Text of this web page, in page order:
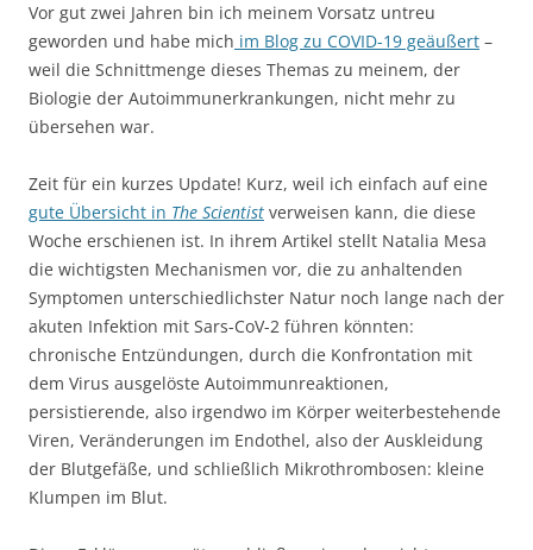
Vor gut zwei Jahren bin ich meinem Vorsatz untreu
geworden und habe mich im Blog zu COVID-19 geäußert –
weil die Schnittmenge dieses Themas zu meinem, der
Biologie der Autoimmunerkrankungen, nicht mehr zu
übersehen war.
Zeit für ein kurzes Update! Kurz, weil ich einfach auf eine
gute Übersicht in The Scientist verweisen kann, die diese
Woche erschienen ist. In ihrem Artikel stellt Natalia Mesa
die wichtigsten Mechanismen vor, die zu anhaltenden
Symptomen unterschiedlichster Natur noch lange nach der
akuten Infektion mit Sars-CoV-2 führen könnten:
chronische Entzündungen, durch die Konfrontation mit
dem Virus ausgelöste Autoimmunreaktionen,
persistierende, also irgendwo im Körper weiterbestehende
Viren, Veränderungen im Endothel, also der Auskleidung
der Blutgefäße, und schließlich Mikrothrombosen: kleine
Klumpen im Blut.